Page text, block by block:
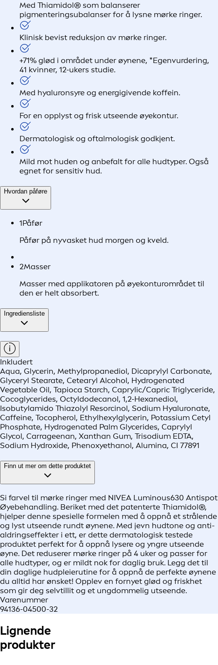
Med Thiamidol® som balanserer
pigmenteringsubalanser for å lysne mørke ringer.
Klinisk bevist reduksjon av mørke ringer.
+71% glød i området under øynene, *Egenvurdering,
41 kvinner, 12-ukers studie.
Med hyaluronsyre og energigivende koffein.
For en opplyst og frisk utseende øyekontur.
Dermatologisk og oftalmologisk godkjent.
Mild mot huden og anbefalt for alle hudtyper. Også
egnet for sensitiv hud.
Hvordan påføre
1Påfør
Påfør på nyvasket hud morgen og kveld.
2Masser
Masser med applikatoren på øyekonturområdet til
den er helt absorbert.
Ingrediensliste
Inkludert
Aqua, Glycerin, Methylpropanediol, Dicaprylyl Carbonate,
Glyceryl Stearate, Cetearyl Alcohol, Hydrogenated
Vegetable Oil, Tapioca Starch, Caprylic/Capric Triglyceride,
Cocoglycerides, Octyldodecanol, 1,2-Hexanediol,
Isobutylamido Thiazolyl Resorcinol, Sodium Hyaluronate,
Caffeine, Tocopherol, Ethylhexylglycerin, Potassium Cetyl
Phosphate, Hydrogenated Palm Glycerides, Caprylyl
Glycol, Carrageenan, Xanthan Gum, Trisodium EDTA,
Sodium Hydroxide, Phenoxyethanol, Alumina, CI 77891
Finn ut mer om dette produktet
Si farvel til mørke ringer med NIVEA Luminous630 Antispot
Øyebehandling. Beriket med det patenterte Thiamidol®,
hjelper denne spesielle formelen med å oppnå et strålende
og lyst utseende rundt øynene. Med jevn hudtone og anti-
aldringseffekter i ett, er dette dermatologisk testede
produktet perfekt for å oppnå lysere og yngre utseende
øyne. Det reduserer mørke ringer på 4 uker og passer for
alle hudtyper, og er mildt nok for daglig bruk. Legg det til
din daglige hudpleierutine for å oppnå de perfekte øynene
du alltid har ønsket! Opplev en fornyet glød og friskhet
som gir deg selvtillit og et ungdommelig utseende.
Varenummer
94136-04500-32
Lignende
produkter